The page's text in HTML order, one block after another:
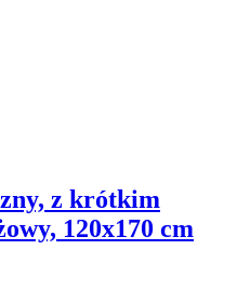
z krótkim
120x170 cm